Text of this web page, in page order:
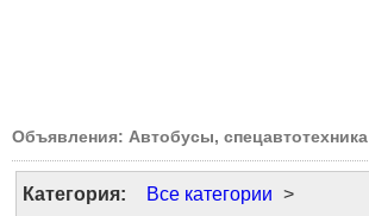
Объявления: Автобусы, спецавтотехника
Категория: Все категории >